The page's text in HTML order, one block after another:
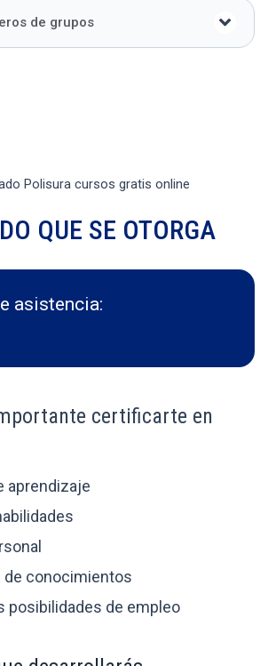
de grupos
QUE SE OTORGA
asistencia:
certificarte en
aprendizaje
de conocimientos
posibilidades de empleo